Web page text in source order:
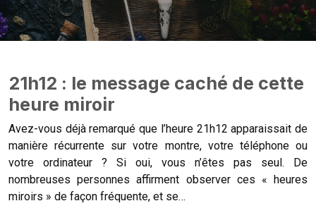
21h12 : le message caché de cette
heure miroir
Avez-vous déjà remarqué que l’heure 21h12 apparaissait de
manière récurrente sur votre montre, votre téléphone ou
votre ordinateur ? Si oui, vous n’êtes pas seul. De
nombreuses personnes affirment observer ces « heures
miroirs » de façon fréquente, et se…